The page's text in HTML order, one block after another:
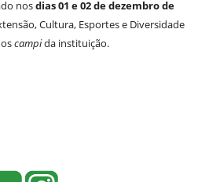
nosdias 01 e 02 de dezembro de
Cultura, Esportes e Diversidade
campida instituição.